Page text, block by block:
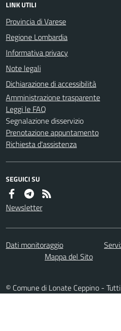
LINK UTILI
Provincia di Varese
Regione Lombardia
Informativa privacy
Note legali
Dichiarazione di accessibilità
Amministrazione trasparente
Leggi le FAQ
Segnalazione disservizio
Prenotazione appuntamento
Richiesta d'assistenza
SEGUICI SU
Newsletter
Dati monitoraggio
Mappa del Sito
© Comune di Lonate Ceppino -